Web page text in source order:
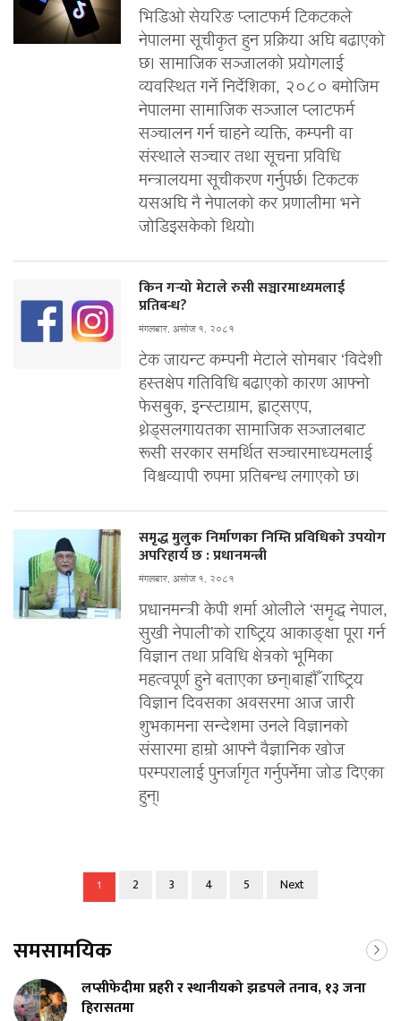
भिडिओ सेयरिङ प्लाटफर्म टिकटकले
नेपालमा सूचीकृत हुन प्रक्रिया अघि बढाएको
छ। सामाजिक सञ्जालको प्रयोगलाई
व्यवस्थित गर्ने निर्देशिका, २०८० बमोजिम
नेपालमा सामाजिक सञ्जाल प्लाटफर्म
सञ्चालन गर्न चाहने व्यक्ति, कम्पनी वा
संस्थाले सञ्चार तथा सूचना प्रविधि
मन्त्रालयमा सूचीकरण गर्नुपर्छ। टिकटक
यसअघि नै नेपालको कर प्रणालीमा भने
जोडिइसकेको थियो।
किन गर्‍यो मेटाले रुसी सञ्चारमाध्यमलाई
प्रतिबन्ध?
मंगलबार, असोज १, २०८१
टेक जायन्ट कम्पनी मेटाले सोमबार ‘विदेशी
हस्तक्षेप गतिविधि बढाएको कारण आफ्नो
फेसबुक, इन्स्टाग्राम, ह्वाट्सएप,
थ्रेड्सलगायतका सामाजिक सञ्जालबाट
रूसी सरकार समर्थित सञ्चारमाध्यमलाई
विश्वव्यापी रुपमा प्रतिबन्ध लगाएको छ।
समृद्ध मुलुक निर्माणका निम्ति प्रविधिको उपयोग
अपरिहार्य छ : प्रधानमन्त्री
मंगलबार, असोज १, २०८१
प्रधानमन्त्री केपी शर्मा ओलीले ‘समृद्ध नेपाल,
सुखी नेपाली’को राष्ट्रिय आकाङ्क्षा पूरा गर्न
विज्ञान तथा प्रविधि क्षेत्रको भूमिका
महत्वपूर्ण हुने बताएका छन्।बाह्रौँ राष्ट्रिय
विज्ञान दिवसका अवसरमा आज जारी
शुभकामना सन्देशमा उनले विज्ञानको
संसारमा हाम्रो आफ्नै वैज्ञानिक खोज
परम्परालाई पुनर्जागृत गर्नुपर्नेमा जोड दिएका
हुन्।
1 2 3 4 5 Next
समसामयिक
लप्सीफेदीमा प्रहरी र स्थानीयको झडपले तनाव, १३ जना
हिरासतमा